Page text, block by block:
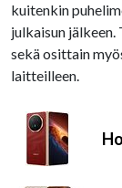
kuitenkin
julkaisun
sekä osittain
laitteilleen.